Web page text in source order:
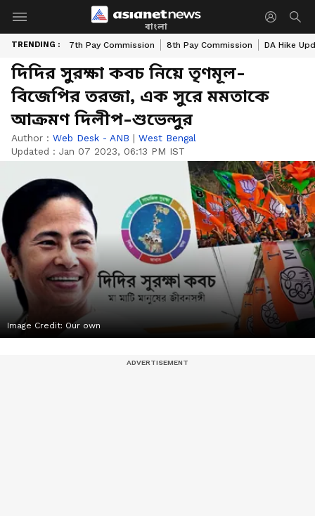
বাংলা
TRENDING : 7th Pay Commission 8th Pay Commission DA Hike
দিদির সুরক্ষা কবচ নিয়ে তৃণমূল-
বিজেপির তরজা, এক সুরে মমতাকে
আক্রমণ দিলীপ-শুভেন্দুর
Author : Web Desk - ANB | West Bengal
Updated : Jan 07 2023, 06:13 PM IST
Image Credit: Our own